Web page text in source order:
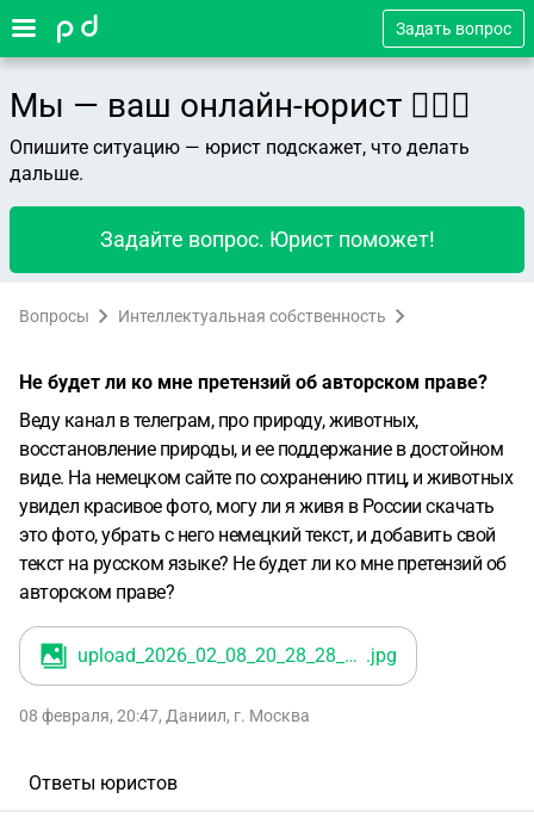
Задать вопрос
Мы — ваш онлайн-юрист 👨🏻‍⚖️
Опишите ситуацию — юрист подскажет, что делать
дальше.
Задайте вопрос. Юрист поможет!
Вопросы Интеллектуальная собственность
Не будет ли ко мне претензий об авторском праве?
Веду канал в телеграм, про природу, животных,
восстановление природы, и ее поддержание в достойном
виде. На немецком сайте по сохранению птиц, и животных
увидел красивое фото, могу ли я живя в России скачать
это фото, убрать с него немецкий текст, и добавить свой
текст на русском языке? Не будет ли ко мне претензий об
авторском праве?
upload_2026_02_08_20_28_28_065 .jpg
08 февраля, 20:47, Даниил, г. Москва
Ответы юристов